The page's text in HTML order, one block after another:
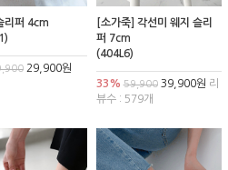
리퍼 4cm
29,900원
[소가죽] 각선미 웨지 슬리
퍼 7cm
(404L6)
33% 59,90039,900원 리
뷰수 : 579개